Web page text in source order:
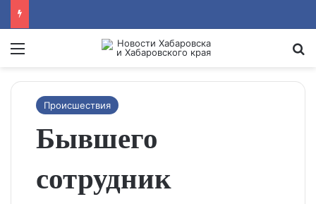
Menu
Происшествия
Бывшего
сотрудник